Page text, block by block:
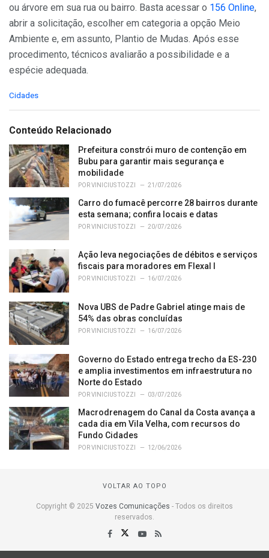
ou árvore em sua rua ou bairro. Basta acessar o 156 Online,
abrir a solicitação, escolher em categoria a opção Meio
Ambiente e, em assunto, Plantio de Mudas. Após esse
procedimento, técnicos avaliarão a possibilidade e a
espécie adequada.
C
e
o
r
i
e
:
Cidades
Conteúdo Relacionado
Prefeitura constrói muro de contenção em
Bubu para garantir mais segurança e
mobilidade
PORVINICIUS TOZZI 21/07/2026
Carro do fumacê percorre 28 bairros durante
esta semana; confira locais e datas
PORVINICIUS TOZZI 20/07/2026
Ação leva negociações de débitos e serviços
fiscais para moradores em Flexal I
PORVINICIUS TOZZI 16/07/2026
Nova UBS de Padre Gabriel atinge mais de
54% das obras concluídas
PORVINICIUS TOZZI 16/07/2026
Governo do Estado entrega trecho da ES-230
e amplia investimentos em infraestrutura no
Norte do Estado
PORVINICIUS TOZZI 03/07/2026
Macrodrenagem do Canal da Costa avança a
cada dia em Vila Velha, com recursos do
Fundo Cidades
PORVINICIUS TOZZI 12/06/2026
VOLTAR AO TOPO
Copyright © 2025 Vozes Comunicações - Todos os direitos
reservados.